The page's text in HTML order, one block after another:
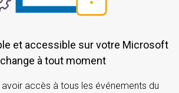
à tout moment
accès à tous les événements du